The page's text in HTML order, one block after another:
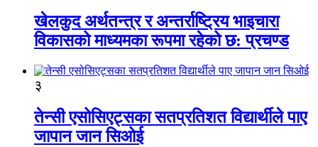
खेलकुद अर्थतन्त्र र अन्तर्राष्ट्रिय भाइचारा
विकासको माध्यमका रूपमा रहेको छ: प्रचण्ड
३
तेन्सी एसोसिएट्सका सतप्रतिशत विद्यार्थीले पाए
जापान जान सिओई